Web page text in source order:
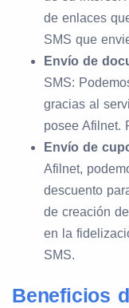
de enlaces
SMS que
Envío de
SMS:
gracias al
posee Afilnet.
Envío de
Afilnet,
descuento
de creación
en la
SMS.
Beneficios